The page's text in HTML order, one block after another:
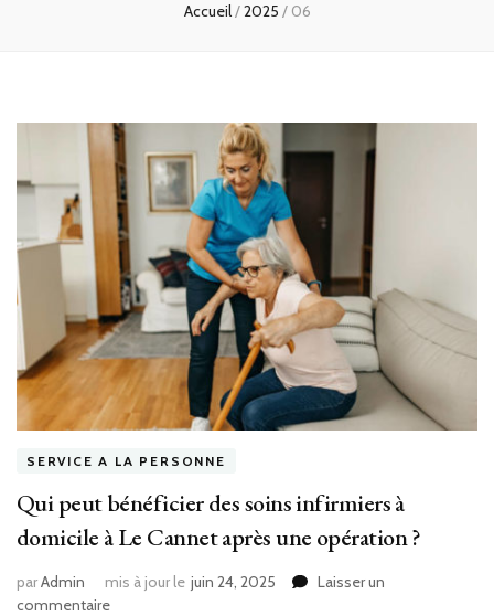
Accueil/2025 / 06
SERVICE A LA PERSONNE
Qui peut bénéficier des soins infirmiers à
domicile à Le Cannet après une opération ?
parAdmin mis à jour le juin 24, 2025
Laisser un
commentairesur